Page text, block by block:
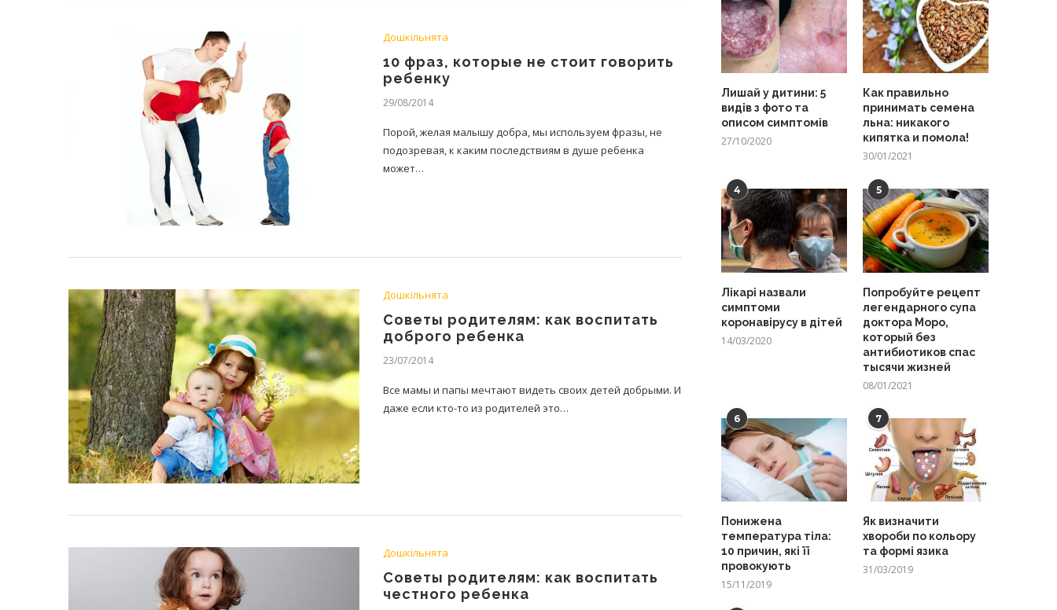
Дошкільнята
10 фраз, которые не стоит говорить
ребенку
29/08/2014
Порой, желая малышу добра, мы используем фразы, не
подозревая, к каким последствиям в душе ребенка
может…
Дошкільнята
Советы родителям: как воспитать
доброго ребенка
23/07/2014
Все мамы и папы мечтают видеть своих детей добрыми. И
даже если кто-то из родителей это…
Дошкільнята
Советы родителям: как воспитать
честного ребенка
Лишай у дитини: 5
видів з фото та
описом симптомів
27/10/2020
Как правильно
принимать семена
льна: никакого
кипятка и помола!
30/01/2021
4
Лікарі назвали
симптоми
коронавірусу в дітей
14/03/2020
5
Попробуйте рецепт
легендарного супа
доктора Моро,
который без
антибиотиков спас
тысячи жизней
08/01/2021
6
Понижена
температура тіла:
10 причин, які її
провокують
15/11/2019
7
Як визначити
хвороби по кольору
та формі язика
31/03/2019